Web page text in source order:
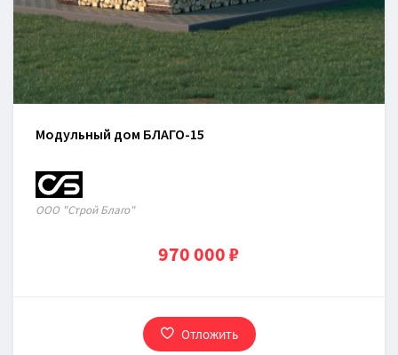
Модульный дом БЛАГО-15
OOO "Строй Благо"
970 000 ₽
Отложить